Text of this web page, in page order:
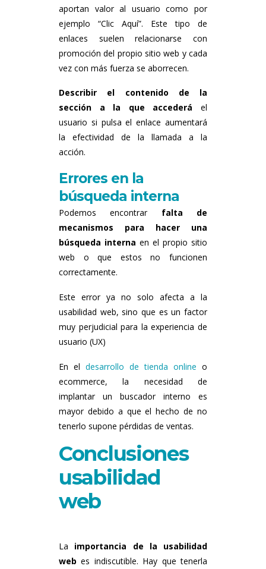
aportan valor al usuario como por
ejemplo “Clic Aquí”. Este tipo de
enlaces suelen relacionarse con
promoción del propio sitio web y cada
vez con más fuerza se aborrecen.
Describir el contenido de la
sección a la que accederá el
usuario si pulsa el enlace aumentará
la efectividad de la llamada a la
acción.
Errores en la
búsqueda interna
Podemos encontrar falta de
mecanismos para hacer una
búsqueda interna en el propio sitio
web o que estos no funcionen
correctamente.
Este error ya no solo afecta a la
usabilidad web, sino que es un factor
muy perjudicial para la experiencia de
usuario (UX)
En el desarrollo de tienda online o
ecommerce, la necesidad de
implantar un buscador interno es
mayor debido a que el hecho de no
tenerlo supone pérdidas de ventas.
Conclusiones
usabilidad
web
La importancia de la usabilidad
web es indiscutible. Hay que tenerla